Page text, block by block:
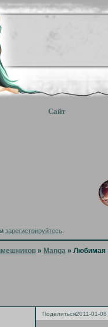
Сайт
зарегистрируйтесь
» Manga »Любимая
Поделиться2011-01-